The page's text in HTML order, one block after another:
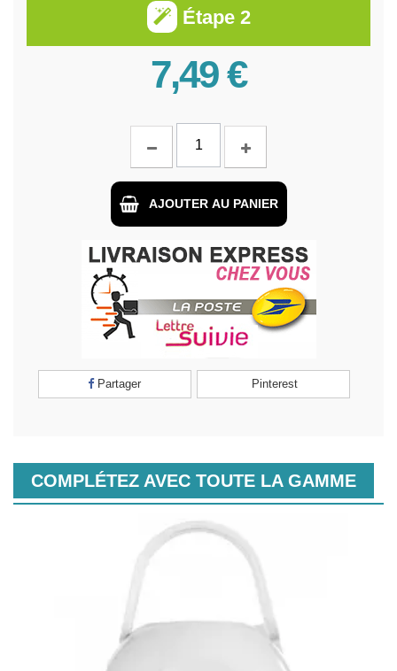
Étape 2
7,49 €
AJOUTER AU PANIER
Partager Pinterest
COMPLÉTEZ AVEC TOUTE LA GAMME